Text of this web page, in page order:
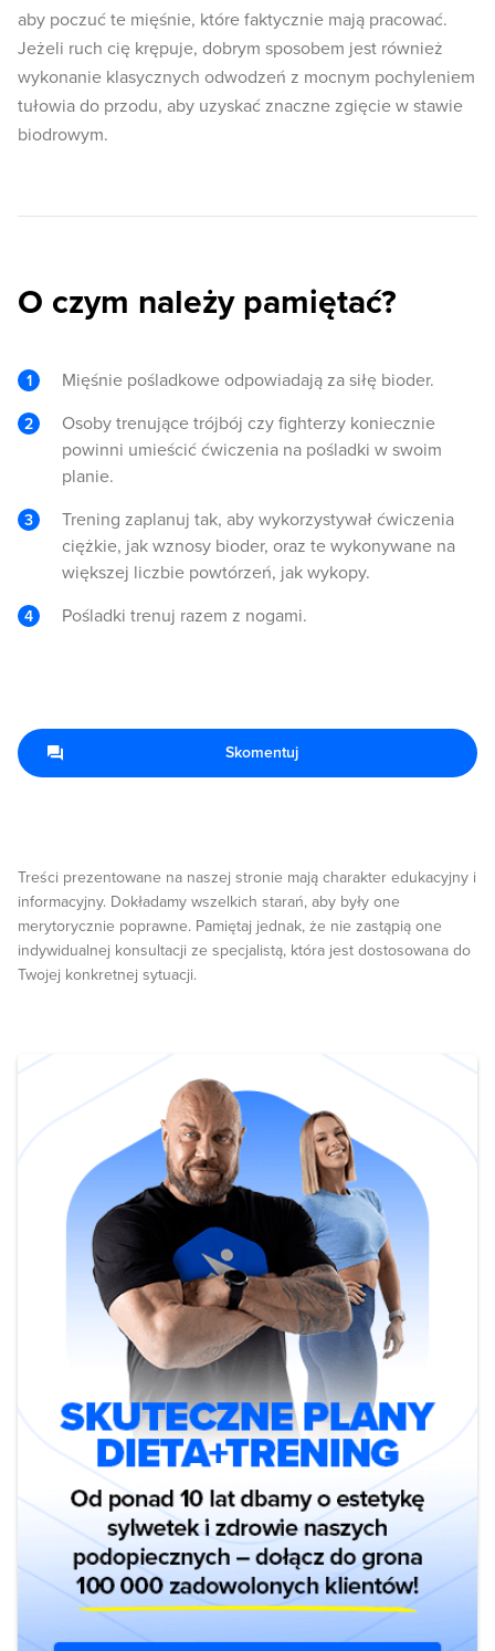
aby poczuć te mięśnie, które faktycznie mają pracować.
Jeżeli ruch cię krępuje, dobrym sposobem jest również
wykonanie klasycznych odwodzeń z mocnym pochyleniem
tułowia do przodu, aby uzyskać znaczne zgięcie w stawie
biodrowym.
O czym należy pamiętać?
Mięśnie pośladkowe odpowiadają za siłę bioder.
Osoby trenujące trójbój czy fighterzy koniecznie
powinni umieścić ćwiczenia na pośladki w swoim
planie.
Trening zaplanuj tak, aby wykorzystywał ćwiczenia
ciężkie, jak wznosy bioder, oraz te wykonywane na
większej liczbie powtórzeń, jak wykopy.
Pośladki trenuj razem z nogami.
Treści prezentowane na naszej stronie mają charakter edukacyjny i
informacyjny. Dokładamy wszelkich starań, aby były one
merytorycznie poprawne. Pamiętaj jednak, że nie zastąpią one
indywidualnej konsultacji ze specjalistą, która jest dostosowana do
Twojej konkretnej sytuacji.
Skomentuj